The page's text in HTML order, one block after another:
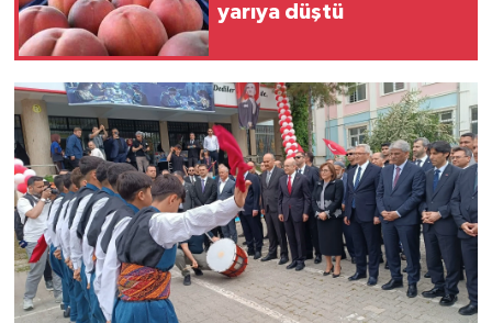
yarıya düştü